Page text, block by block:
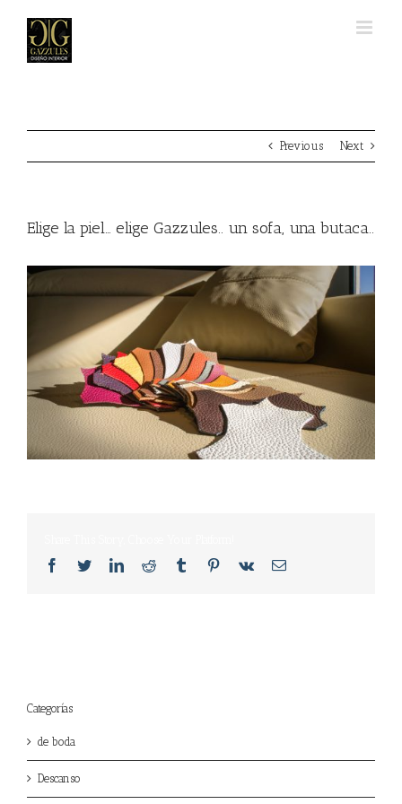
content
Previous Next
Elige la piel… elige Gazzules.. un sofa, una butaca..
Facebook
TwitterLinkedInReddit Tumblr Pinterest
Vk Email
Categorías
de boda
Descanso